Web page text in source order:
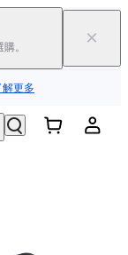
。 ×
費
解更多
立即選購